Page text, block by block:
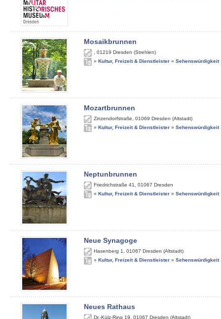
Mosaikbrunnen
01219 Dresden (Strehlen)
» Kultur, Freizeit & Dienstleister » Sehenswürdigkeit
Mozartbrunnen
Zinzendorfstraße 01069 Dresden (Altstadt)
» Kultur, Freizeit & Dienstleister » Sehenswürdigkeit
Neptunbrunnen
Friedrichstraße 41 01067 Dresden
» Kultur, Freizeit & Dienstleister » Sehenswürdigkeit
Neue Synagoge
Hasenberg 1 01067 Dresden (Altstadt)
» Kultur, Freizeit & Dienstleister » Sehenswürdigkeit
Neues Rathaus
Dr.-Külz-Ring 19 01067 Dresden (Altstadt)